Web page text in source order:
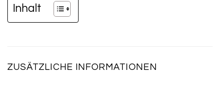
Inhalt
ZUSÄTZLICHE INFORMATIONEN